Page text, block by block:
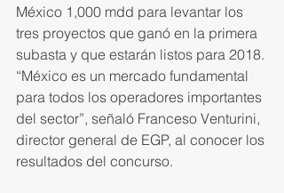
México 1,000 mdd para levantar los
tres proyectos que ganó en la primera
subasta y que estarán listos para 2018.
“México es un mercado fundamental
para todos los operadores importantes
del sector”, señaló Franceso Venturini,
director general de EGP, al conocer los
resultados del concurso.